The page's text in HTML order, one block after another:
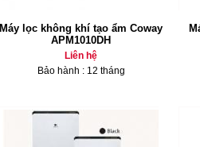
Máy lọc không khí tạo ẩm Coway
APM1010DH
Liên hệ
Bảo hành : 12 tháng